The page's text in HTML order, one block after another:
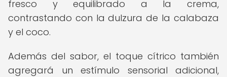
fresco y equilibrado a la crema,
contrastando con la dulzura de la calabaza
y el coco.
Además del sabor, el toque cítrico también
agregará un estímulo sensorial adicional,